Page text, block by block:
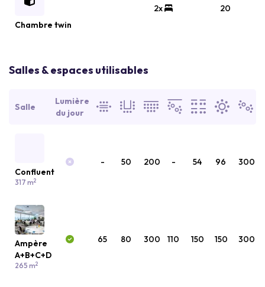
Chambre twin
2x 20
Salles & espaces utilisables
Salle
Lumière
du jour
Confluent
317 m2
- 50 200 - 54 96 300
Ampère
A+B+C+D
265 m2
65 80 300 110 150 150 300